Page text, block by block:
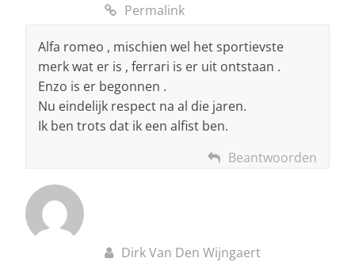
Permalink
Alfa romeo , mischien wel het sportievste
merk wat er is , ferrari is er uit ontstaan .
Enzo is er begonnen .
Nu eindelijk respect na al die jaren.
Ik ben trots dat ik een alfist ben.
Beantwoorden
Dirk Van Den Wijngaert